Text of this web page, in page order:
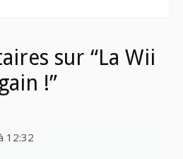
sur “La Wii
!”
12:32